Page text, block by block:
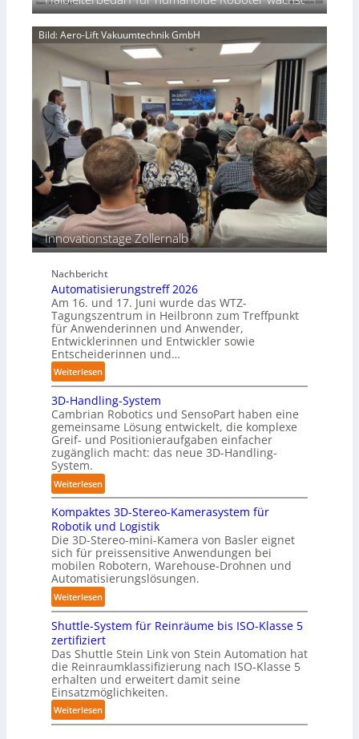
u
n
g
s
c
h
i
n
e
p
e
r
o
b
o
t
a
n
k
r
r
o
i
o
n
s
s
t
ä
i
g
e
P
o
l
y
m
e
r
l
a
g
e
r
f
ü
r
T
a
u
h
r
o
b
o
t
e
Bild: Aero-Lift Vakuumtechnik GmbH
Innovationstage Zollernalb
Nachbericht
Automatisierungstreff 2026
Am 16. und 17. Juni wurde das WTZ-
Tagungszentrum in Heilbronn zum Treffpunkt
für Anwenderinnen und Anwender,
Entwicklerinnen und Entwickler sowie
Entscheiderinnen und…
Weiterlesen:
A
u
t
o
m
t
i
s
i
e
r
u
n
g
s
t
r
e
f
f
0
3D-Handling-System
Cambrian Robotics und SensoPart haben eine
gemeinsame Lösung entwickelt, die komplexe
Greif- und Positionieraufgaben einfacher
zugänglich macht: das neue 3D-Handling-
System.
Weiterlesen:
3
D
-
H
a
n
d
l
n
g
-
S
y
s
t
Kompaktes 3D-Stereo-Kamerasystem für
Robotik und Logistik
Die 3D-Stereo-mini-Kamera von Basler eignet
sich für preissensitive Anwendungen bei
mobilen Robotern, Warehouse-Drohnen und
Automatisierungslösungen.
Weiterlesen:
K
o
m
p
a
k
t
e
Shuttle-System für Reinräume bis ISO-Klasse 5
zertifiziert
Das Shuttle Stein Link von Stein Automation hat
die Reinraumklassifizierung nach ISO-Klasse 5
erhalten und erweitert damit seine
Einsatzmöglichkeiten.
Weiterlesen:
S